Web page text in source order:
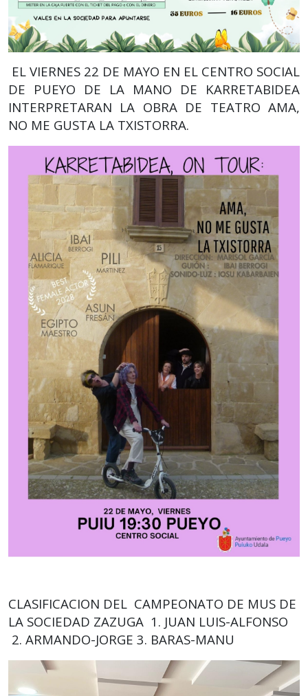
EL VIERNES 22 DE MAYO EN EL CENTRO SOCIAL
DE PUEYO DE LA MANO DE KARRETABIDEA
INTERPRETARAN LA OBRA DE TEATRO AMA,
NO ME GUSTA LA TXISTORRA.
CLASIFICACION DEL CAMPEONATO DE MUS DE
LA SOCIEDAD ZAZUGA 1. JUAN LUIS-ALFONSO
2. ARMANDO-JORGE 3. BARAS-MANU